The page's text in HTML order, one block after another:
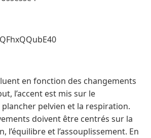
en fonction des changements
l’accent est mis sur le
pelvien et la respiration.
doivent être centrés sur la
l’équilibre et l’assouplissement. En